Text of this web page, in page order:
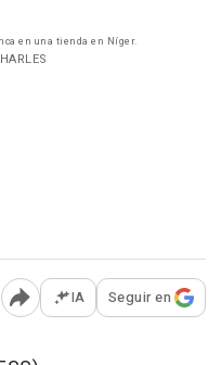
en una tienda en Níger.
Abrir opciones para
IA Seguir en